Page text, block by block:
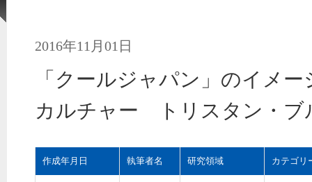
2016年11月01日
「クールジャパン」のイメ
カルチャー トリスタン・ブ
作成年月日 執筆者名 研究領域 カテゴリ